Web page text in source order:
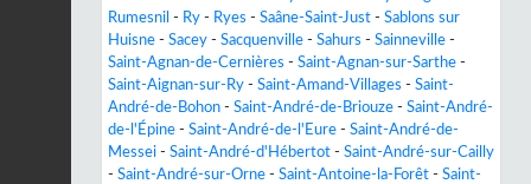
Rumesnil - Ry - Ryes - Saâne-Saint-Just - Sablons sur
Huisne - Sacey - Sacquenville - Sahurs - Sainneville -
Saint-Agnan-de-Cernières - Saint-Agnan-sur-Sarthe -
Saint-Aignan-sur-Ry - Saint-Amand-Villages - Saint-
André-de-Bohon - Saint-André-de-Briouze - Saint-André-
de-l'Épine - Saint-André-de-l'Eure - Saint-André-de-
Messei - Saint-André-d'Hébertot - Saint-André-sur-Cailly
- Saint-André-sur-Orne - Saint-Antoine-la-Forêt - Saint-